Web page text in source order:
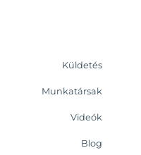
Küldetés
Munkatársak
Videók
Blog